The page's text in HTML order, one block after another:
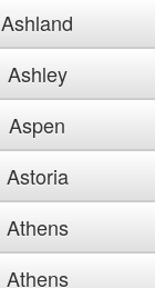
Ashland
Ashley
Aspen
Astoria
Athens
Athens